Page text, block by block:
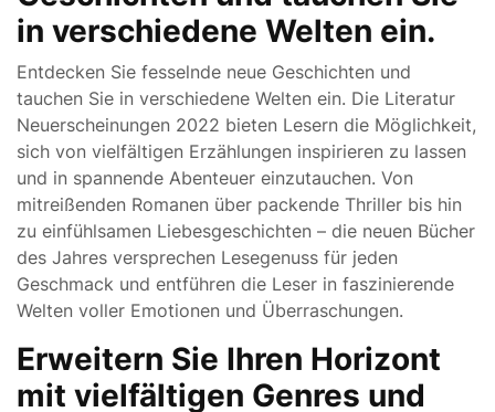
in verschiedene Welten ein.
Entdecken Sie fesselnde neue Geschichten und
tauchen Sie in verschiedene Welten ein. Die Literatur
Neuerscheinungen 2022 bieten Lesern die Möglichkeit,
sich von vielfältigen Erzählungen inspirieren zu lassen
und in spannende Abenteuer einzutauchen. Von
mitreißenden Romanen über packende Thriller bis hin
zu einfühlsamen Liebesgeschichten – die neuen Bücher
des Jahres versprechen Lesegenuss für jeden
Geschmack und entführen die Leser in faszinierende
Welten voller Emotionen und Überraschungen.
Erweitern Sie Ihren Horizont
mit vielfältigen Genres und